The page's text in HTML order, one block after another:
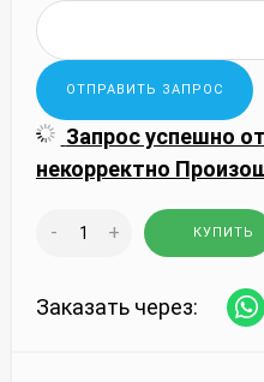
Запрос успешно
некорректно
- + КУПИТЬ
Заказать через: